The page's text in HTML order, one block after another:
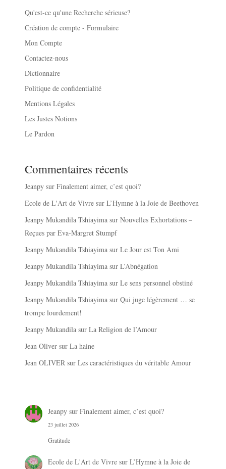
Qu'est-ce qu'une Recherche sérieuse?
Création de compte - Formulaire
Mon Compte
Contactez-nous
Dictionnaire
Politique de confidentialité
Mentions Légales
Les Justes Notions
Le Pardon
Commentaires récents
Jeanpy surFinalement aimer, c’est quoi?
Ecole de L'Art de Vivre surL’Hymne à la Joie de Beethoven
Jeanpy Mukandila Tshiayima surNouvelles Exhortations –
Reçues par Eva-Margret Stumpf
Jeanpy Mukandila Tshiayima surLe Jour est Ton Ami
Jeanpy Mukandila Tshiayima surL’Abnégation
Jeanpy Mukandila Tshiayima surLe sens personnel obstiné
Jeanpy Mukandila Tshiayima surQui juge légèrement … se
trompe lourdement!
Jeanpy Mukandila surLa Religion de l’Amour
Jean Oliver surLa haine
Jean OLIVER surLes caractéristiques du véritable Amour
Jeanpysur Finalement aimer, c’est quoi?
23 juillet 2026
Gratitude
Ecole de L'Art de Vivresur L’Hymne à la Joie de